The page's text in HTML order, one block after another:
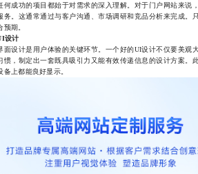
何成功的项目都始于对需求的深入理解。对于门户网站来说
务。这通常通过与客户沟通、市场调研和竞品分析来完成。
预期。
设计
面设计是用户体验的关键环节。一个好的UI设计不仅要美观
惯，制定出一套既具吸引力又能有效传递信息的设计方案。
备上都能良好显示。